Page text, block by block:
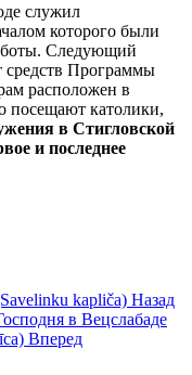
служил
которого были
Следующий
средств Программы
расположен в
посещают католики,
в Стигловской
и последнее
kapliča) Назад
в Вецслабаде
Вперед